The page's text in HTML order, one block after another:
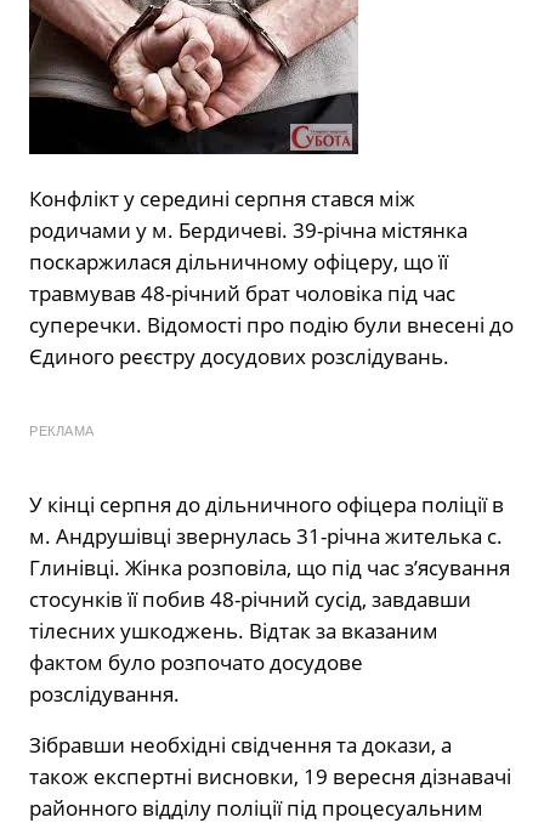
Конфлікт у середині серпня стався між
родичами у м. Бердичеві. 39-річна містянка
поскаржилася дільничному офіцеру, що її
травмував 48-річний брат чоловіка під час
суперечки. Відомості про подію були внесені до
Єдиного реєстру досудових розслідувань.
РЕКЛАМА
У кінці серпня до дільничного офіцера поліції в
м. Андрушівці звернулась 31-річна жителька с.
Глинівці. Жінка розповіла, що під час з’ясування
стосунків її побив 48-річний сусід, завдавши
тілесних ушкоджень. Відтак за вказаним
фактом було розпочато досудове
розслідування.
Зібравши необхідні свідчення та докази, а
також експертні висновки, 19 вересня дізнавачі
районного відділу поліції під процесуальним